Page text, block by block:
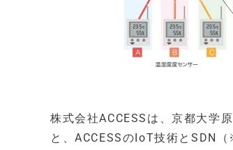
株式会社ACCESSは、京都大学
と、ACCESSのIoT技術とSDN